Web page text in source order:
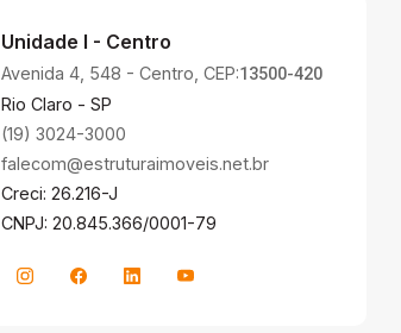
Unidade I - Centro
Avenida 4, 548 - Centro, CEP:13500-420
Rio Claro - SP
(19) 3024-3000
falecom@estruturaimoveis.net.br
Creci: 26.216-J
CNPJ: 20.845.366/0001-79